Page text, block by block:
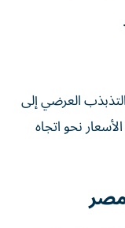
العرضي إلى
نحو اتجاه